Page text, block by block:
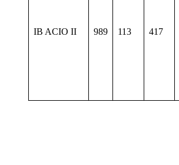
IB ACIO II 989 113 417